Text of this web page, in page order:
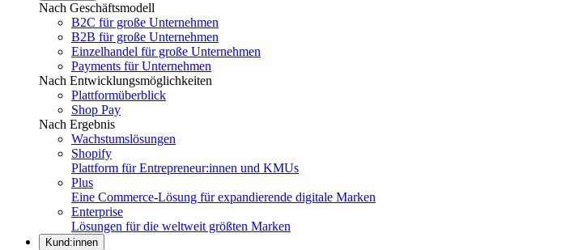
Nach Geschäftsmodell
B2C für große Unternehmen
B2B für große Unternehmen
Einzelhandel für große Unternehmen
Payments für Unternehmen
Nach Entwicklungsmöglichkeiten
Plattformüberblick
Shop Pay
Nach Ergebnis
Wachstumslösungen
Shopify
Plattform für Entrepreneur:innen und KMUs
Plus
Eine Commerce-Lösung für expandierende digitale Marken
Enterprise
Lösungen für die weltweit größten Marken
Kund:innen